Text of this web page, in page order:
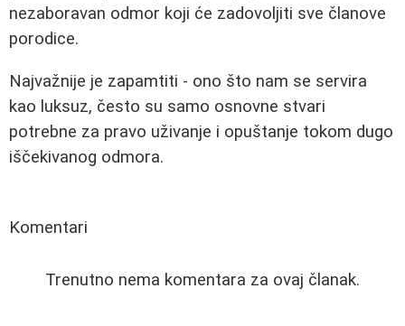
nezaboravan odmor koji će zadovoljiti sve članove
porodice.
Najvažnije je zapamtiti - ono što nam se servira
kao luksuz, često su samo osnovne stvari
potrebne za pravo uživanje i opuštanje tokom dugo
iščekivanog odmora.
Komentari
Trenutno nema komentara za ovaj članak.